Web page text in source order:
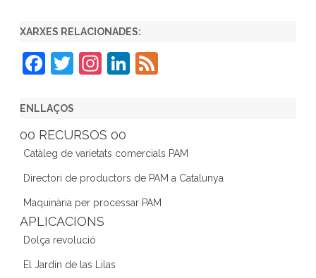
XARXES RELACIONADES:
F
c
e
b
o
o
k
T
er
In
gr
a
m
Li
dI
n
ENLLAÇOS
00 RECURSOS 00
Catàleg de varietats comercials PAM
Directori de productors de PAM a Catalunya
Maquinària per processar PAM
APLICACIONS
Dolça revolució
El Jardín de las Lilas